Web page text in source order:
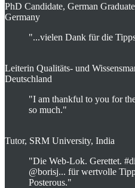
PhD Candidate, German
Germany
"...vielen Dank für die
Leiterin Qualitäts- und
Deutschland
"I am thankful to you for
so much."
Tutor, SRM University, India
"Die Web-Lok. Gerettet.
@borisj... für wertvolle
Posterous."